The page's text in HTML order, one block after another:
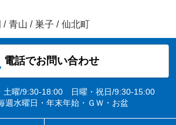
/ 青山 / 巣子 / 仙北町
電話でお問い合わせ
土曜/9:30-18:00 日曜・祝日/9:30-15:00
週水曜日・年末年始・ＧＷ・お盆